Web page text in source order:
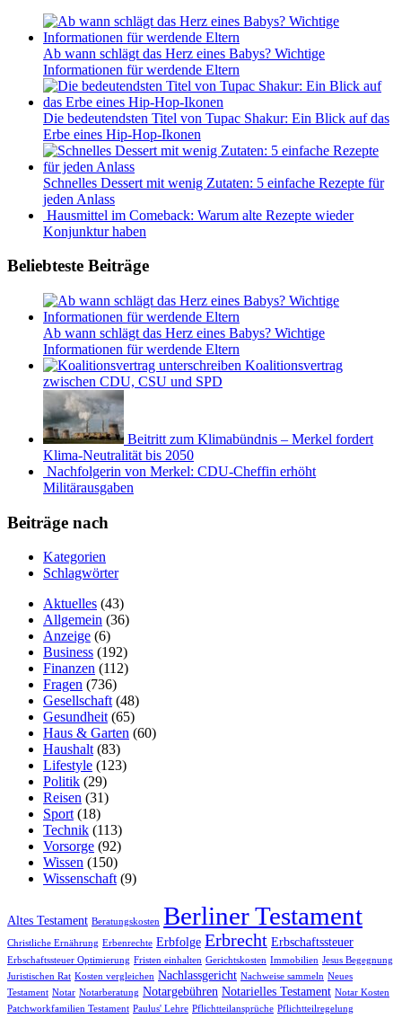
Ab wann schlägt das Herz eines Babys? Wichtige
Informationen für werdende Eltern
Die bedeutendsten Titel von Tupac Shakur: Ein Blick auf das
Erbe eines Hip-Hop-Ikonen
Schnelles Dessert mit wenig Zutaten: 5 einfache Rezepte für
jeden Anlass
Hausmittel im Comeback: Warum alte Rezepte wieder
Konjunktur haben
Beliebteste Beiträge
Ab wann schlägt das Herz eines Babys? Wichtige
Informationen für werdende Eltern
Koalitionsvertrag
zwischen CDU, CSU und SPD
Beitritt zum Klimabündnis – Merkel fordert
Klima-Neutralität bis 2050
Nachfolgerin von Merkel: CDU-Cheffin erhöht
Militärausgaben
Beiträge nach
Kategorien
Schlagwörter
Aktuelles (43)
Allgemein (36)
Anzeige (6)
Business (192)
Finanzen (112)
Fragen (736)
Gesellschaft (48)
Gesundheit (65)
Haus & Garten (60)
Haushalt (83)
Lifestyle (123)
Politik (29)
Reisen (31)
Sport (18)
Technik (113)
Vorsorge (92)
Wissen (150)
Wissenschaft (9)
Altes Testament Beratungskosten Berliner Testament
Christliche Ernährung Erbenrechte Erbfolge Erbrecht Erbschaftssteuer
Erbschaftssteuer Optimierung Fristen einhalten Gerichtskosten Immobilien Jesus Begegnung
Juristischen Rat Kosten vergleichen Nachlassgericht Nachweise sammeln Neues
Testament Notar Notarberatung Notargebühren Notarielles Testament Notar Kosten
Patchworkfamilien Testament Paulus' Lehre Pflichtteilansprüche Pflichtteilregelung